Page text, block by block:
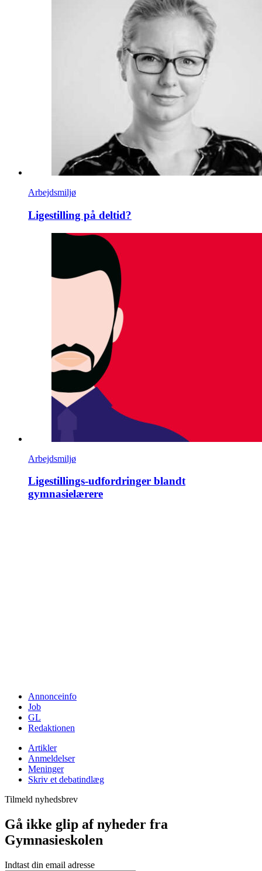
Arbejdsmiljø
Ligestilling på deltid?
Arbejdsmiljø
Ligestillings-udfordringer blandt
gymnasielærere
Annonceinfo
Job
GL
Redaktionen
Artikler
Anmeldelser
Meninger
Skriv et debatindlæg
Tilmeld nyhedsbrev
Gå ikke glip af nyheder fra
Gymnasieskolen
Indtast din email adresse